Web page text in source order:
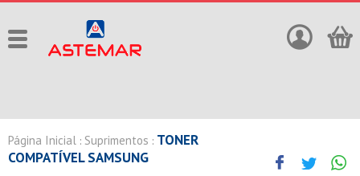
Página Inicial : Suprimentos : TONER
COMPATÍVEL SAMSUNG